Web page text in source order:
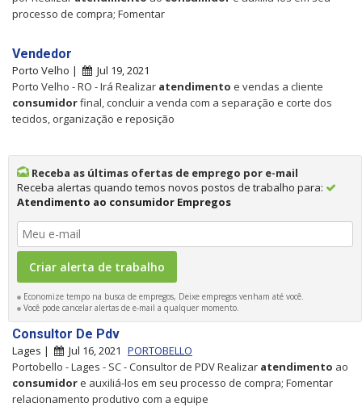
processo de compra; Fomentar
Vendedor
Porto Velho |
Jul 19, 2021
Porto Velho - RO - Irá Realizar atendimento e vendas a cliente
consumidorfinal, concluir a venda com a separação e corte dos
tecidos, organização e reposição
Receba as últimas ofertas de emprego por e-mail
Receba alertas quando temos novos postos de trabalho para:
Atendimento ao consumidor Empregos
Economize tempo na busca de empregos, Deixe empregos venham até você.
Você pode cancelar alertas de e-mail a qualquer momento.
Consultor De Pdv
Lages | Jul 16, 2021 PORTOBELLO
Portobello - Lages - SC - Consultor de PDV Realizar atendimento ao
consumidore auxiliá-los em seu processo de compra; Fomentar
relacionamento produtivo com a equipe